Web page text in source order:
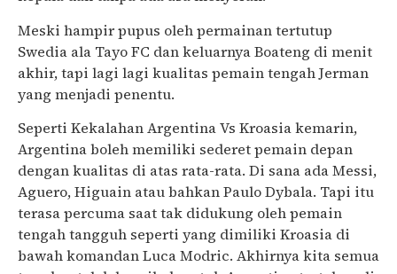
Meski hampir pupus oleh permainan tertutup
Swedia ala Tayo FC dan keluarnya Boateng di menit
akhir, tapi lagi lagi kualitas pemain tengah Jerman
yang menjadi penentu.
Seperti Kekalahan Argentina Vs Kroasia kemarin,
Argentina boleh memiliki sederet pemain depan
dengan kualitas di atas rata-rata. Di sana ada Messi,
Aguero, Higuain atau bahkan Paulo Dybala. Tapi itu
terasa percuma saat tak didukung oleh pemain
tengah tangguh seperti yang dimiliki Kroasia di
bawah komandan Luca Modric. Akhirnya kita semua